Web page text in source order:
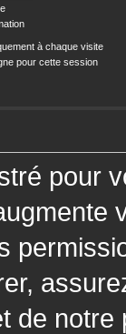
à chaque visite
pour cette session
pour
de